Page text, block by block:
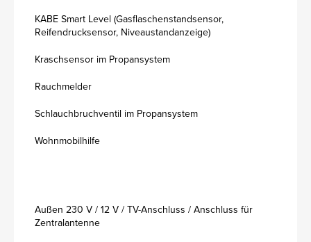
KABE Smart Level (Gasflaschenstandsensor,
Reifendrucksensor, Niveaustandanzeige)
Kraschsensor im Propansystem
Rauchmelder
Schlauchbruchventil im Propansystem
Wohnmobilhilfe
Außen 230 V / 12 V / TV-Anschluss / Anschluss für
Zentralantenne